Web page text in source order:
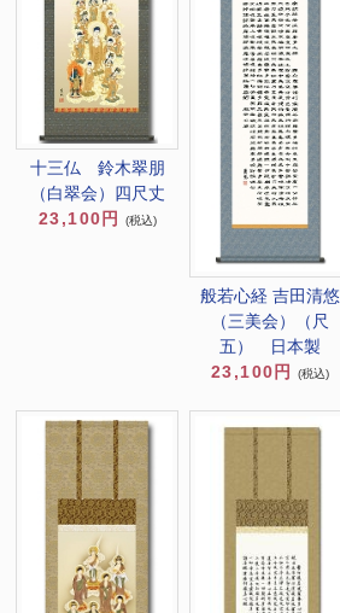
十三仏 鈴木翠朋
（白翠会）四尺丈
23,100円
(税込)
般若心経 吉田清悠
（三美会）（尺
五） 日本製
23,100円
(税込)